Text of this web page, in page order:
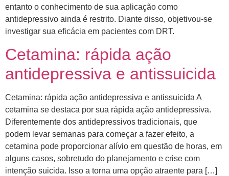
entanto o conhecimento de sua aplicação como
antidepressivo ainda é restrito. Diante disso, objetivou-se
investigar sua eficácia em pacientes com DRT.
Cetamina: rápida ação
antidepressiva e antissuicida
Cetamina: rápida ação antidepressiva e antissuicida A
cetamina se destaca por sua rápida ação antidepressiva.
Diferentemente dos antidepressivos tradicionais, que
podem levar semanas para começar a fazer efeito, a
cetamina pode proporcionar alívio em questão de horas, em
alguns casos, sobretudo do planejamento e crise com
intenção suicida. Isso a torna uma opção atraente para […]